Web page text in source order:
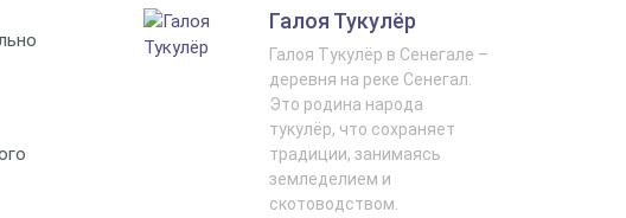
Галоя Тукулёр
Галоя Тукулёр в Сенегале –
деревня на реке Сенегал.
Это родина народа
тукулёр, что сохраняет
традиции, занимаясь
земледелием и
скотоводством.